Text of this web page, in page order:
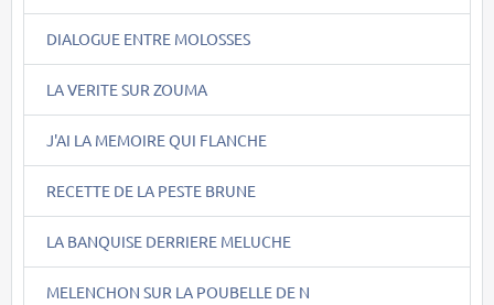
DIALOGUE ENTRE MOLOSSES
LA VERITE SUR ZOUMA
J'AI LA MEMOIRE QUI FLANCHE
RECETTE DE LA PESTE BRUNE
LA BANQUISE DERRIERE MELUCHE
MELENCHON SUR LA POUBELLE DE N